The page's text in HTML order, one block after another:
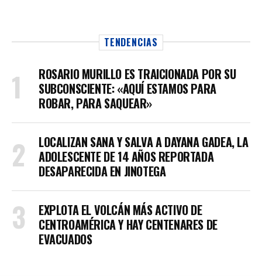
TENDENCIAS
ROSARIO MURILLO ES TRAICIONADA POR SU
SUBCONSCIENTE: «AQUÍ ESTAMOS PARA
ROBAR, PARA SAQUEAR»
LOCALIZAN SANA Y SALVA A DAYANA GADEA, LA
ADOLESCENTE DE 14 AÑOS REPORTADA
DESAPARECIDA EN JINOTEGA
EXPLOTA EL VOLCÁN MÁS ACTIVO DE
CENTROAMÉRICA Y HAY CENTENARES DE
EVACUADOS